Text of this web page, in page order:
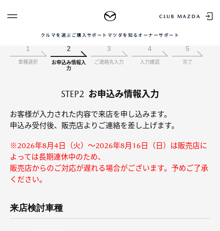
CLUB MAZDA
クルマを選ぶ ご購入サポート マツダを知る オーナーサポート
クルマを選ぶ
車種・グレード比較
ご購入サポート
カンタン見積り
販売店検索
試乗車検索
購入相談
マツダを知る
ログイン
新規会員登録
ゲスト 様
お知らせ配信の登録・解除
ログアウト
購入相談
1
車種選択
2
お申込み情報入
力
3
ご連絡先入力
4
入力確認
5
完了
STEP2 お申込み情報入力
お客様が入力された内容で来店を申し込みます。
申込み受付後、販売店よりご連絡を差し上げます。
※2026年8月4日（火）～2026年8月16日（日）は販売店に
よっては長期連休中のため、
販売店からのご対応が遅れる場合がございます。予めご了承
ください。
来店検討車種